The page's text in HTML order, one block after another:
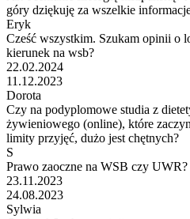
góry dziękuję za wszelkie
Eryk
Cześć wszystkim. Szukam opinii o
kierunek na wsb?
22.02.2024
11.12.2023
Dorota
Czy na podyplomowe studia z
żywieniowego (online), które
limity przyjęć, dużo jest chętnych?
S
Prawo zaoczne na WSB czy UWR?
23.11.2023
24.08.2023
Sylwia